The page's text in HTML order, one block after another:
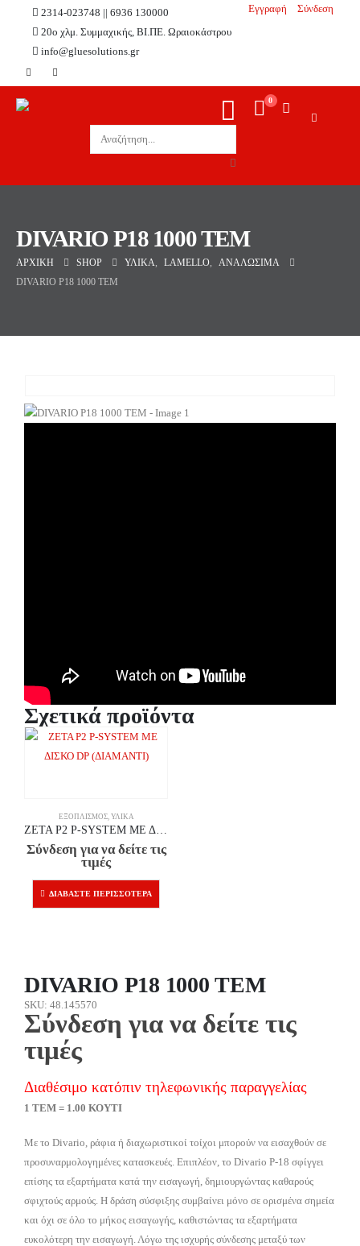
2314-023748 || 6936 130000
20ο χλμ. Συμμαχικής, ΒΙ.ΠΕ. Ωραιοκάστρου
info@gluesolutions.gr
Εγγραφή Σύνδεση
0
DIVARIO P18 1000 ΤΕΜ
ΑΡΧΙΚΉ SHOP ΥΛΙΚΆ, LAMELLO,
ΑΝΑΛΏΣΙΜΑ
DIVARIO P18 1000 ΤΕΜ
Σχετικά προϊόντα
ΕΞΟΠΛΙΣΜΌΣ, ΥΛΙΚΆ
ZETA P2 P-SYSTEM ΜΕ ΔΙΣΚΟ DP (ΔΙΑΜΑΝΤΙ)
Σύνδεση για να δείτε τις
τιμές
ΔΙΑΒΆΣΤΕ ΠΕΡΙΣΣΌΤΕΡΑ
DIVARIO P18 1000 ΤΕΜ
SKU: 48.145570
Σύνδεση για να δείτε τις
τιμές
Διαθέσιμο κατόπιν τηλεφωνικής παραγγελίας
1 ΤΕΜ = 1.00 ΚΟΥΤΙ
Με το Divario, ράφια ή διαχωριστικοί τοίχοι μπορούν να εισαχθούν σε
προσυναρμολογημένες κατασκευές. Επιπλέον, το Divario P-18 σφίγγει
επίσης τα εξαρτήματα κατά την εισαγωγή, δημιουργώντας καθαρούς
σφιχτούς αρμούς. Η δράση σύσφιξης συμβαίνει μόνο σε ορισμένα σημεία
και όχι σε όλο το μήκος εισαγωγής, καθιστώντας τα εξαρτήματα
ευκολότερη την εισαγωγή. Λόγω της ισχυρής σύνδεσης μεταξύ των